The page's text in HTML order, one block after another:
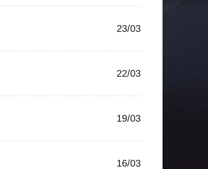
23/03
22/03
19/03
16/03